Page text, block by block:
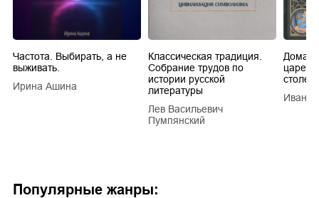
Популярные жанры:
Частота. Выбирать, а не
выживать.
Ирина Ашина
Классическая традиция.
Собрание трудов по
истории русской
литературы
Лев Васильевич
Пумпянский
царей
Иван